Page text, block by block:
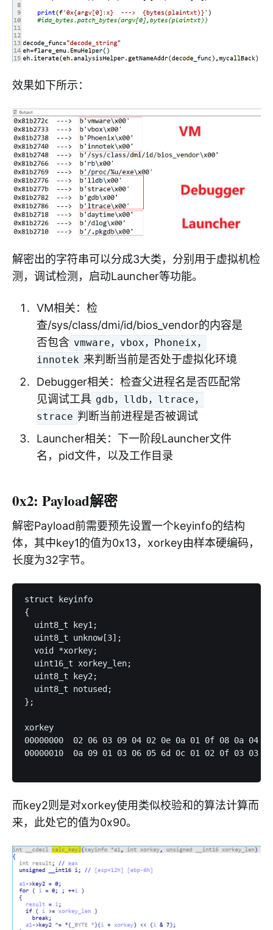
效果如下所示：
解密出的字符串可以分成3大类，分别用于虚拟机检
测，调试检测，启动Launcher等功能。
VM相关：检
查/sys/class/dmi/id/bios_vendor的内容是
否包含 vmware，vbox，Phoneix，
innotek 来判断当前是否处于虚拟化环境
Debugger相关：检查父进程名是否匹配常
见调试工具 gdb，lldb，ltrace，
strace 判断当前进程是否被调试
Launcher相关：下一阶段Launcher文件
名，pid文件，以及工作目录
0x2: Payload解密
解密Payload前需要预先设置一个keyinfo的结构
体，其中key1的值为0x13，xorkey由样本硬编码，
长度为32字节。
struct keyinfo
{
  uint8_t key1;
  uint8_t unknow[3];
  void *xorkey;
  uint16_t xorkey_len;
  uint8_t key2;
  uint8_t notused;
};
xorkey
00000000  02 06 03 09 04 02 0e 0a 01 0f 08
00000010  0a 09 01 03 06 05 6d 0c 01 02 0f 03
而key2则是对xorkey使用类似校验和的算法计算而
来，此处它的值为0x90。